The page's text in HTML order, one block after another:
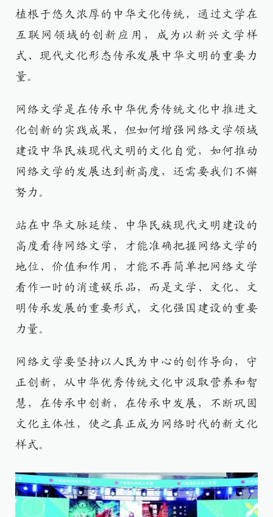
植根于悠久浓厚的中华文化传统，通过文学在
互联网领域的创新应用，成为以新兴文学样
式、现代文化形态传承发展中华文明的重要力
量。
网络文学是在传承中华优秀传统文化中推进文
化创新的实践成果，但如何增强网络文学领域
建设中华民族现代文明的文化自觉，如何推动
网络文学的发展达到新高度，还需要我们不懈
努力。
站在中华文脉延续、中华民族现代文明建设的
高度看待网络文学，才能准确把握网络文学的
地位、价值和作用，才能不再简单把网络文学
看作一时的消遣娱乐品，而是文学、文化、文
明传承发展的重要形式，文化强国建设的重要
力量。
网络文学要坚持以人民为中心的创作导向，守
正创新，从中华优秀传统文化中汲取营养和智
慧，在传承中创新，在传承中发展，不断巩固
文化主体性，使之真正成为网络时代的新文化
样式。